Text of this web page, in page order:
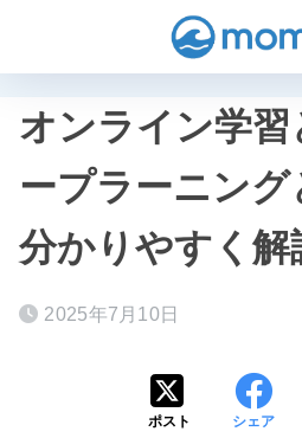
オンライン学習
ープラーニング
分かりやすく解
2025年7月10日
ポスト シェア